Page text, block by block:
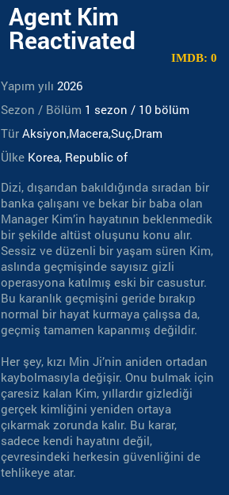
Agent Kim
Reactivated
IMDB: 0
Yapım yılı 2026
Sezon / Bölüm 1 sezon / 10 bölüm
Tür Aksiyon,Macera,Suç,Dram
Ülke Korea, Republic of
Dizi, dışarıdan bakıldığında sıradan bir
banka çalışanı ve bekar bir baba olan
Manager Kim’in hayatının beklenmedik
bir şekilde altüst oluşunu konu alır.
Sessiz ve düzenli bir yaşam süren Kim,
aslında geçmişinde sayısız gizli
operasyona katılmış eski bir casustur.
Bu karanlık geçmişini geride bırakıp
normal bir hayat kurmaya çalışsa da,
geçmiş tamamen kapanmış değildir.
Her şey, kızı Min Ji’nin aniden ortadan
kaybolmasıyla değişir. Onu bulmak için
çaresiz kalan Kim, yıllardır gizlediği
gerçek kimliğini yeniden ortaya
çıkarmak zorunda kalır. Bu karar,
sadece kendi hayatını değil,
çevresindeki herkesin güvenliğini de
tehlikeye atar.